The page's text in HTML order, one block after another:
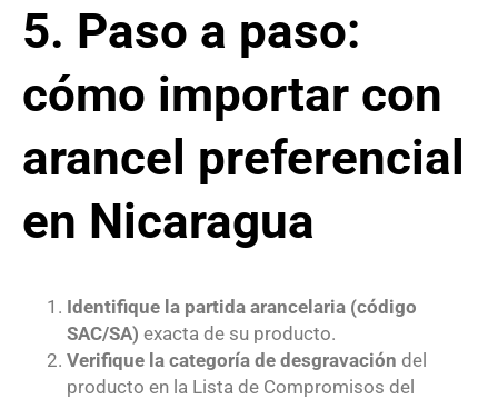
5. Paso a paso:
cómo importar con
arancel preferencial
en Nicaragua
Identifique la partida arancelaria (código
SAC/SA) exacta de su producto.
Verifique la categoría de desgravación del
producto en la Lista de Compromisos del